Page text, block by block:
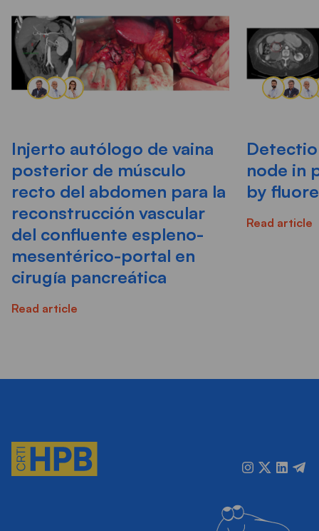
Injerto autólogo de vaina
posterior de músculo
recto del abdomen para la
reconstrucción vascular
del confluente espleno-
mesentérico-portal en
cirugía pancreática
Read article
node in
by
Read article